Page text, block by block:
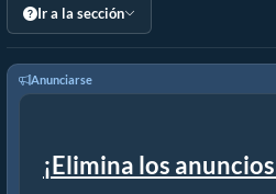
Ir a la sección
Anunciarse
¡Elimina los